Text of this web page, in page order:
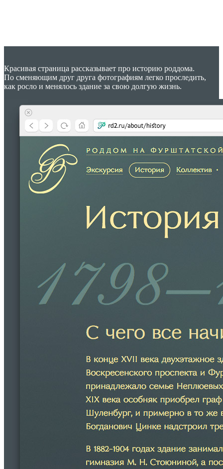
Красивая страница рассказывает про историю роддома.
По сменяющим друг друга фотографиям легко проследить,
как росло и менялось здание за свою долгую жизнь.